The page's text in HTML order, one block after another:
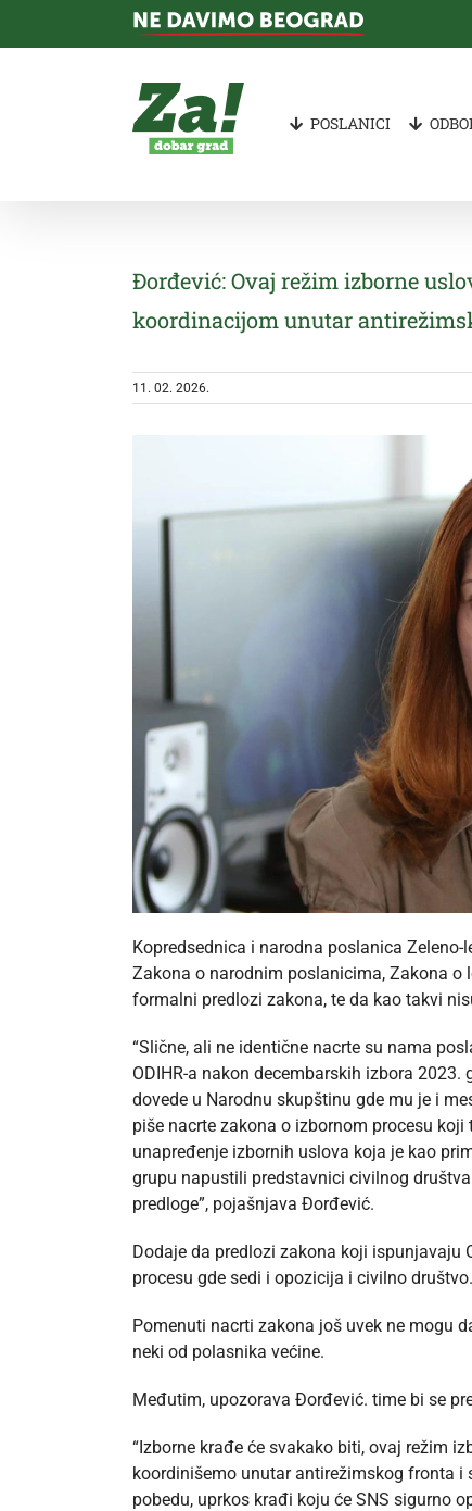
POSLANICI
Đorđević: Ovaj režim izborne
koordinacijom unutar
11. 02. 2026.
Kopredsednica i narodna poslanica
Zakona o narodnim poslanicima, Zakona
formalni predlozi zakona, te da kao takvi
“Slične, ali ne identične nacrte su nama
ODIHR-a nakon decembarskih izbora
dovede u Narodnu skupštinu gde mu je i
piše nacrte zakona o izbornom procesu
unapređenje izbornih uslova koja je kao
grupu napustili predstavnici civilnog
predloge”, pojašnjava Đorđević.
Dodaje da predlozi zakona koji ispunjavaju
procesu gde sedi i opozicija i civilno
Pomenuti nacrti zakona još uvek ne mogu
neki od polasnika većine.
Međutim, upozorava Đorđević. time bi se
“Izborne krađe će svakako biti, ovaj režim
koordinišemo unutar antirežimskog fronta
pobedu, uprkos krađi koju će SNS sigurno